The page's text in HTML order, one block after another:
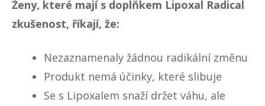
Ženy, které mají s doplňkem Lipoxal Radical
zkušenost, říkají, že:
Nezaznamenaly žádnou radikální změnu
Produkt nemá účinky, které slibuje
Se s Lipoxalem snaží držet váhu, ale